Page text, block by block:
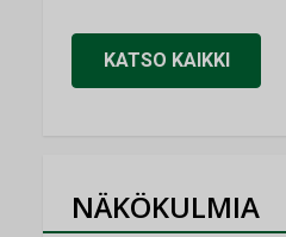
KATSO KAIKKI
NÄKÖKULMIA